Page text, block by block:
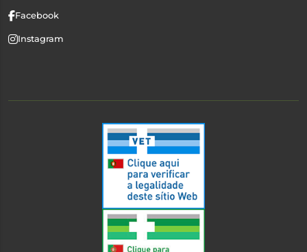
Facebook
Instagram